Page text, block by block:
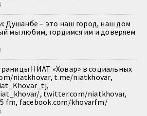
Душанбе – это наш город, наш дом
мы любим, гордимся им и доверяем
НИАТ «Ховар» в социальных
niatkhovar, t.me/niatkhovar,
, twitter.com/niatkhovar,
fm, facebook.com/khovarfm/